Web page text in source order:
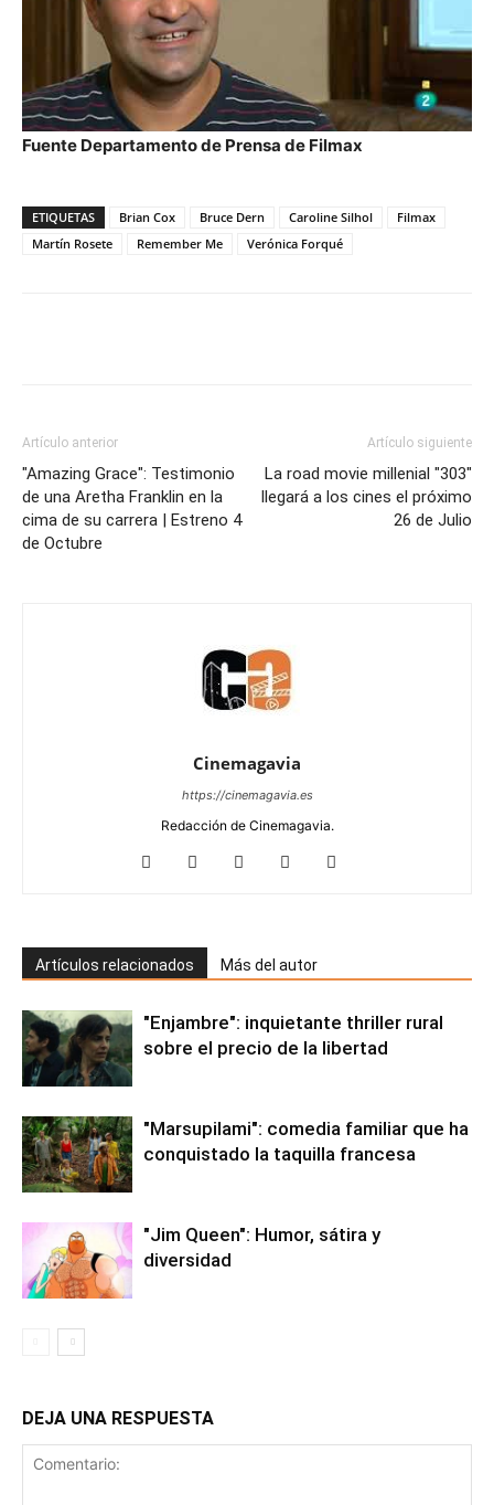
Fuente Departamento de Prensa de Filmax
ETIQUETAS Brian Cox Bruce Dern Caroline Silhol
Filmax
Martín Rosete
Remember Me Verónica Forqué
Artículo anterior
"Amazing Grace": Testimonio
de una Aretha Franklin en la
cima de su carrera | Estreno 4
de Octubre
Artículo siguiente
La road movie millenial "303"
llegará a los cines el próximo
26 de Julio
Cinemagavia
https://cinemagavia.es
Redacción de Cinemagavia.
Artículos relacionados Más del autor
"Enjambre": inquietante thriller rural
sobre el precio de la libertad
"Marsupilami": comedia familiar que ha
conquistado la taquilla francesa
"Jim Queen": Humor, sátira y
diversidad
DEJA UNA RESPUESTA